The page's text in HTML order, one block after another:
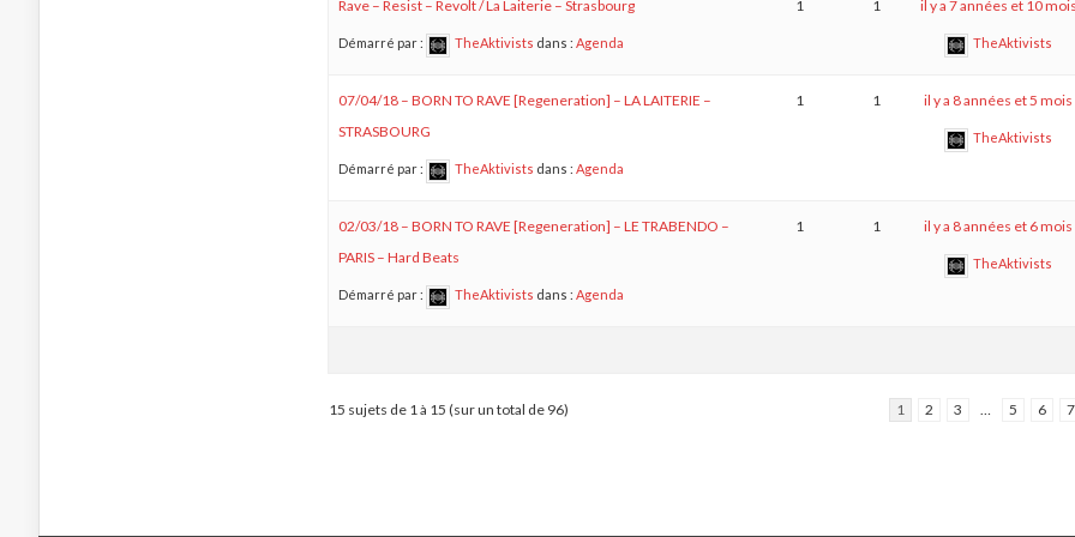
Rave – Resist – Revolt / La Laiterie – Strasbourg
Démarré par : TheAktivists dans : Agenda
1 1 il y a 7 années et 10
TheAktivists
07/04/18 – BORN TO RAVE [Regeneration] – LA LAITERIE –
STRASBOURG
Démarré par : TheAktivists dans : Agenda
1 1 il y a 8 années et 5 mois
TheAktivists
02/03/18 – BORN TO RAVE [Regeneration] – LE TRABENDO –
PARIS – Hard Beats
Démarré par : TheAktivists dans : Agenda
1 1 il y a 8 années et 6 mois
TheAktivists
15 sujets de 1 à 15 (sur un total de 96) 1 2 3 … 5 6 7